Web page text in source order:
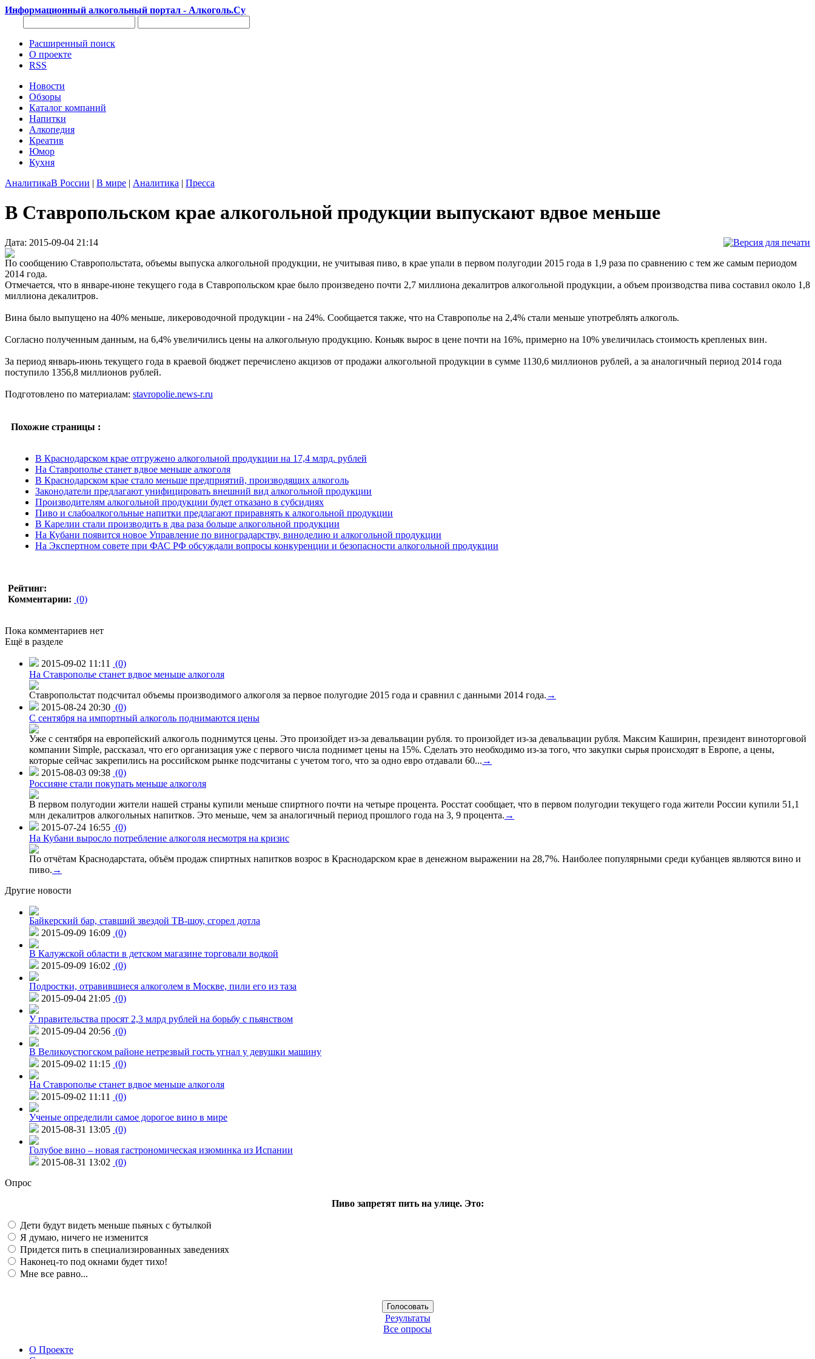
Информационный алкогольный портал - Алкоголь.Су
Расширенный поиск
О проекте
RSS
Новости
Обзоры
Каталог компаний
Напитки
Алкопедия
Креатив
Юмор
Кухня
АналитикаВ России | В мире | Аналитика | Пресса
В Ставропольском крае алкогольной продукции выпускают вдвое меньше
Дата: 2015-09-04 21:14
По сообщению Ставропольстата, объемы выпуска алкогольной продукции, не учитывая пиво, в крае упали в первом полугодии 2015 года в 1,9 раза по сравнению с тем же самым периодом
2014 года.
Отмечается, что в январе-июне текущего года в Ставропольском крае было произведено почти 2,7 миллиона декалитров алкогольной продукции, а объем производства пива составил около 1,8
миллиона декалитров.
Вина было выпущено на 40% меньше, ликероводочной продукции - на 24%. Сообщается также, что на Ставрополье на 2,4% стали меньше употреблять алкоголь.
Согласно полученным данным, на 6,4% увеличились цены на алкогольную продукцию. Коньяк вырос в цене почти на 16%, примерно на 10% увеличилась стоимость крепленых вин.
За период январь-июнь текущего года в краевой бюджет перечислено акцизов от продажи алкогольной продукции в сумме 1130,6 миллионов рублей, а за аналогичный период 2014 года
поступило 1356,8 миллионов рублей.
Подготовлено по материалам: stavropolie.news-r.ru
Похожие страницы :
В Краснодарском крае отгружено алкогольной продукции на 17,4 млрд. рублей
На Ставрополье станет вдвое меньше алкоголя
В Краснодарском крае стало меньше предприятий, производящих алкоголь
Законодатели предлагают унифицировать внешний вид алкогольной продукции
Производителям алкогольной продукции будет отказано в субсидиях
Пиво и слабоалкогольные напитки предлагают приравнять к алкогольной продукции
В Карелии стали производить в два раза больше алкогольной продукции
На Кубани появится новое Управление по виноградарству, виноделию и алкогольной продукции
На Экспертном совете при ФАС РФ обсуждали вопросы конкуренции и безопасности алкогольной продукции
Рейтинг:
Комментарии: (0)
Пока комментариев нет
Ещё в разделе
2015-09-02 11:11
(0)
На Ставрополье станет вдвое меньше алкоголя
Ставропольстат подсчитал объемы производимого алкоголя за первое полугодие 2015 года и сравнил с данными 2014 года. →
2015-08-24 20:30 (0)
C сентября на импортный алкоголь поднимаются цены
Уже с сентября на европейский алкоголь поднимутся цены. Это произойдет из-за девальвации рубля. то произойдет из-за девальвации рубля. Максим Каширин, президент виноторговой
компании Simple, рассказал, что его организация уже с первого числа поднимет цены на 15%. Сделать это необходимо из-за того, что закупки сырья происходят в Европе, а цены,
которые сейчас закрепились на российском рынке подсчитаны с учетом того, что за одно евро отдавали 60... →
2015-08-03 09:38 (0)
Россияне стали покупать меньше алкоголя
В первом полугодии жители нашей страны купили меньше спиртного почти на четыре процента. Росстат сообщает, что в первом полугодии текущего года жители России купили 51,1
млн декалитров алкогольных напитков. Это меньше, чем за аналогичный период прошлого года на 3, 9 процента. →
2015-07-24 16:55 (0)
На Кубани выросло потребление алкоголя несмотря на кризис
По отчётам Краснодарстата, объём продаж спиртных напитков возрос в Краснодарском крае в денежном выражении на 28,7%. Наиболее популярными среди кубанцев являются вино и
пиво. →
Другие новости
Байкерский бар, ставший звездой ТВ-шоу, сгорел дотла
2015-09-09 16:09 (0)
В Калужской области в детском магазине торговали водкой
2015-09-09 16:02 (0)
Подростки, отравившиеся алкоголем в Москве, пили его из таза
2015-09-04 21:05 (0)
У правительства просят 2,3 млрд рублей на борьбу с пьянством
2015-09-04 20:56 (0)
В Великоустюгском районе нетрезвый гость угнал у девушки машину
2015-09-02 11:15 (0)
На Ставрополье станет вдвое меньше алкоголя
2015-09-02 11:11
(0)
Ученые определили самое дорогое вино в мире
2015-08-31 13:05 (0)
Голубое вино – новая гастрономическая изюминка из Испании
2015-08-31 13:02 (0)
Опрос
Пиво запретят пить на улице. Это:
Дети будут видеть меньше пьяных с бутылкой
Я думаю, ничего не изменится
Придется пить в специализированных заведениях
Наконец-то под окнами будет тихо!
Мне все равно...
Результаты
Все опросы
О Проекте